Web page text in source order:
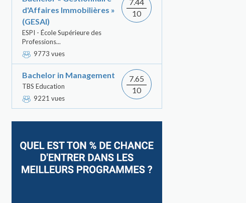
d'Affaires Immobilières »
(GESAI)
ESPI - École Supérieure des
Professions...
9773 vues
10
Bachelor in Management
TBS Education
9221 vues
7.65
10